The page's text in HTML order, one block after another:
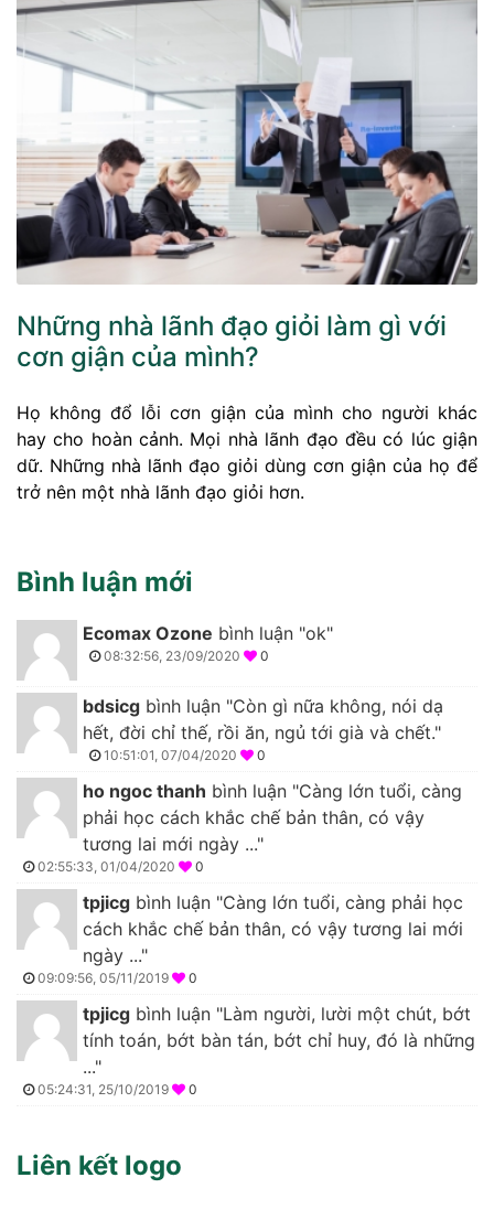
Những nhà lãnh đạo giỏi làm gì với
cơn giận của mình?
Họ không đổ lỗi cơn giận của mình cho người khác
hay cho hoàn cảnh. Mọi nhà lãnh đạo đều có lúc giận
dữ. Những nhà lãnh đạo giỏi dùng cơn giận của họ để
trở nên một nhà lãnh đạo giỏi hơn.
Bình luận mới
Ecomax Ozone bình luận "ok"
08:32:56, 23/09/2020 0
bdsicg bình luận "Còn gì nữa không, nói dạ
hết, đời chỉ thế, rồi ăn, ngủ tới già và chết."
10:51:01, 07/04/2020 0
ho ngoc thanh bình luận "Càng lớn tuổi, càng
phải học cách khắc chế bản thân, có vậy
tương lai mới ngày ..."
02:55:33, 01/04/2020 0
tpjicg bình luận "Càng lớn tuổi, càng phải học
cách khắc chế bản thân, có vậy tương lai mới
ngày ..."
09:09:56, 05/11/2019 0
tpjicg bình luận "Làm người, lười một chút, bớt
tính toán, bớt bàn tán, bớt chỉ huy, đó là những
..."
05:24:31, 25/10/2019 0
Liên kết logo